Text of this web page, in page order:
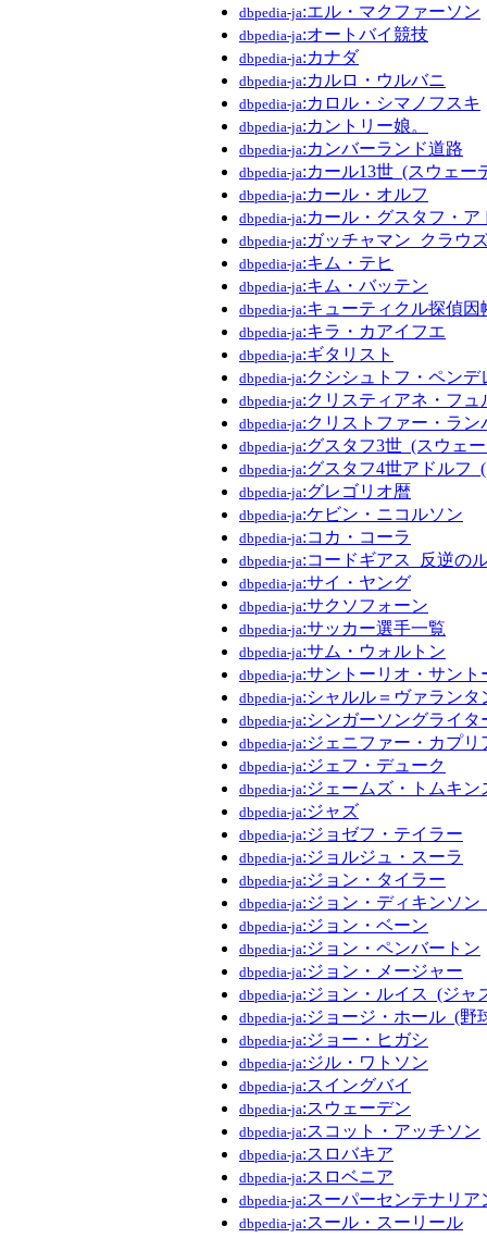
dbpedia-ja:エル・マクファーソン
dbpedia-ja:オートバイ競技
dbpedia-ja:カナダ
dbpedia-ja:カルロ・ウルバニ
dbpedia-ja:カロル・シマノフスキ
dbpedia-ja:カントリー娘。
dbpedia-ja:カンバーランド道路
dbpedia-ja:カール13世_(スウェー
dbpedia-ja:カール・オルフ
dbpedia-ja:カール・グスタフ・
dbpedia-ja:ガッチャマン_クラウ
dbpedia-ja:キム・テヒ
dbpedia-ja:キム・バッテン
dbpedia-ja:キューティクル探偵因
dbpedia-ja:キラ・カアイフエ
dbpedia-ja:ギタリスト
dbpedia-ja:クシシュトフ・ペンデ
dbpedia-ja:クリスティアネ・フュ
dbpedia-ja:クリストファー・ラン
dbpedia-ja:グスタフ3世_(スウェ
dbpedia-ja:グスタフ4世アドルフ
dbpedia-ja:グレゴリオ暦
dbpedia-ja:ケビン・ニコルソン
dbpedia-ja:コカ・コーラ
dbpedia-ja:コードギアス_反逆の
dbpedia-ja:サイ・ヤング
dbpedia-ja:サクソフォーン
dbpedia-ja:サッカー選手一覧
dbpedia-ja:サム・ウォルトン
dbpedia-ja:サントーリオ・サント
dbpedia-ja:シャルル＝ヴァランタ
dbpedia-ja:シンガーソングライタ
dbpedia-ja:ジェニファー・カプリ
dbpedia-ja:ジェフ・デューク
dbpedia-ja:ジェームズ・トムキン
dbpedia-ja:ジャズ
dbpedia-ja:ジョゼフ・テイラー
dbpedia-ja:ジョルジュ・スーラ
dbpedia-ja:ジョン・タイラー
dbpedia-ja:ジョン・ディキンソン
dbpedia-ja:ジョン・ベーン
dbpedia-ja:ジョン・ペンバートン
dbpedia-ja:ジョン・メージャー
dbpedia-ja:ジョン・ルイス_(ジャ
dbpedia-ja:ジョージ・ホール_(野
dbpedia-ja:ジョー・ヒガシ
dbpedia-ja:ジル・ワトソン
dbpedia-ja:スイングバイ
dbpedia-ja:スウェーデン
dbpedia-ja:スコット・アッチソン
dbpedia-ja:スロバキア
dbpedia-ja:スロベニア
dbpedia-ja:スーパーセンテナリア
dbpedia-ja:スール・スーリール